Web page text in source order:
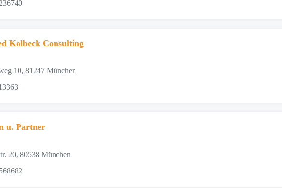
Kolbeck Consulting
10, 81247 München
u. Partner
20, 80538 München